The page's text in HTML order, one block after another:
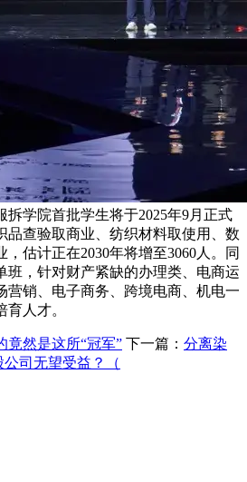
拆学院首批学生将于2025年9月正式
品查验取商业、纺织材料取使用、数
估计正在2030年将增至3060人。同
班，针对财产紧缺的办理类、电商运
营销、电子商务、跨境电商、机电一
人才。
竟然是这所“冠军” 下一篇： 分离染
司无望受益？（